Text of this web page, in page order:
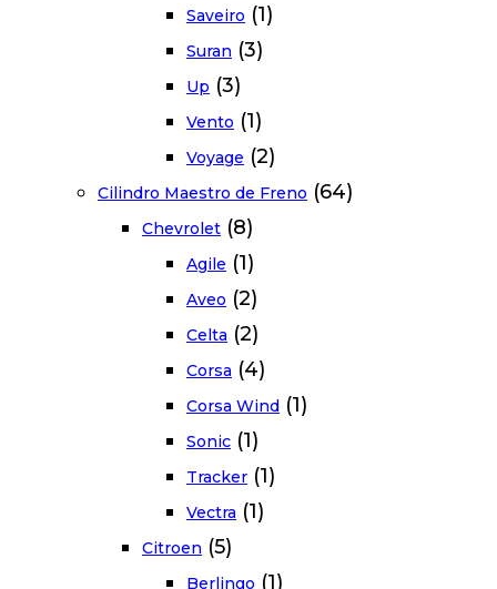
Saveiro (1)
Suran (3)
Up (3)
Vento (1)
Voyage (2)
Cilindro Maestro de Freno (64)
Chevrolet (8)
Agile (1)
Aveo (2)
Celta (2)
Corsa (4)
Corsa Wind (1)
Sonic (1)
Tracker (1)
Vectra (1)
Citroen (5)
Berlingo (1)